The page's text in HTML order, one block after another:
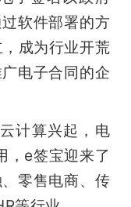
软件部署的方
成为行业开荒
电子合同的企
计算兴起，电
，e签宝迎来了
零售电商、传